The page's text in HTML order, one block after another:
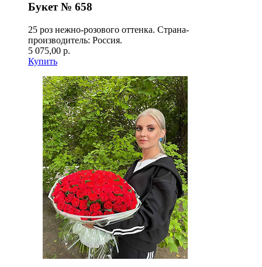
Букет № 658
25 роз нежно-розового оттенка. Страна-
производитель: Россия.
5 075,00 р.
Купить